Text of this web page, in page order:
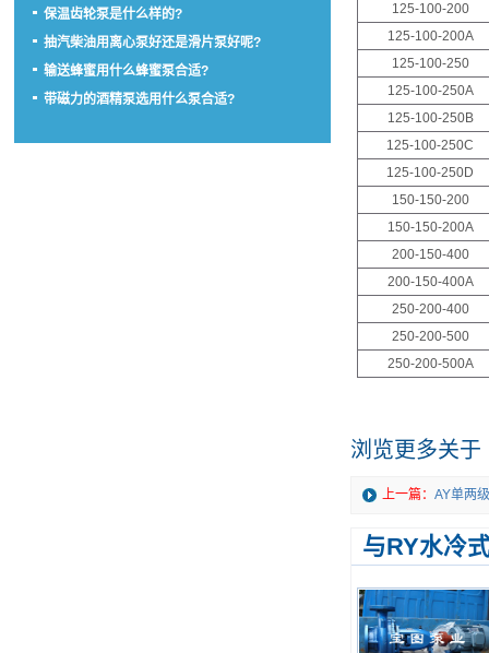
125-100-200
125-100-200A
125-100-250
125-100-250A
125-100-250B
125-100-250C
125-100-250D
150-150-200
150-150-200A
200-150-400
200-150-400A
250-200-400
250-200-500
250-200-500A
浏览更多关于
上一篇： AY单两
与RY水冷
保温齿轮泵是什么样的?
抽汽柴油用离心泵好还是滑片泵好呢?
输送蜂蜜用什么蜂蜜泵合适?
带磁力的酒精泵选用什么泵合适?